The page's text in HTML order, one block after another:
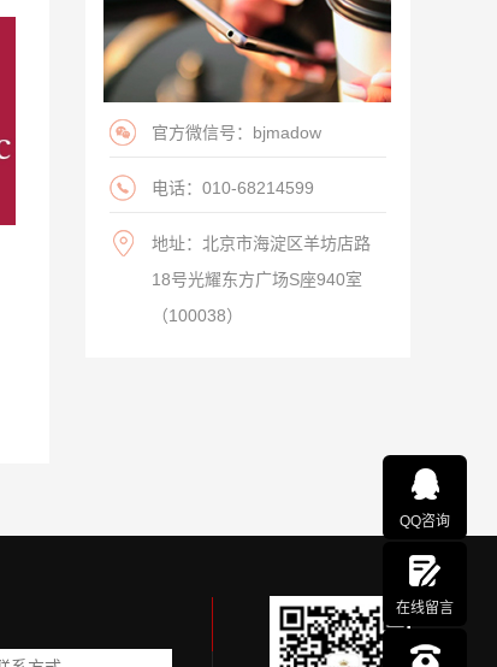
官方微信号：bjmadow
电话：010-68214599
地址：北京市海淀区羊坊店路
18号光耀东方广场S座940室
（100038）
QQ咨询
在线留言